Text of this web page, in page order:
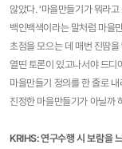
않았다. ‘마을만들기가 뭐라
백인백색이라는 말처럼 마을
초점을 모으는 데 매번 진땀
열띤 토론이 있고나서야 드디
마을만들기 정의를 한 줄로
진정한 마을만들기가 아닐까
KRIHS: 연구수행 시 보람을